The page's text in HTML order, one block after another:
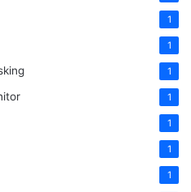
1
1
1
1
1
1
1